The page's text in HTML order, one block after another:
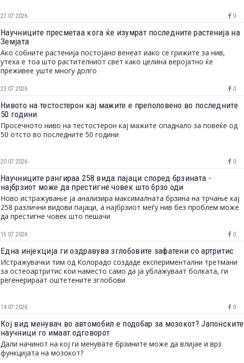
27.07.2026 0
Научниците пресметаа кога ќе изумрат последните растенија на
Земјата
Ако собните растенија постојано венеат иако се грижите за нив,
утеха е тоа што растителниот свет како целина веројатно ќе
преживее уште многу долго
23.07.2026 0
Нивото на тестостерон кај мажите е преполовено во последните
50 години
Просечното ниво на тестостерон кај мажите опаднало за повеќе од
50 отсто во последните 50 години
20.07.2026 0
Научниците рангираа 258 вида пајаци според брзината -
најбрзиот може да престигне човек што брзо оди
Ново истражување ја анализира максималната брзина на трчање кај
258 различни видови пајаци, а најбрзиот меѓу нив без проблем може
да престигне човек што пешачи
15.07.2026 0
Една инјекција ги оздравува зглобовите зафатени со артритис
Истражувачки тим од Колорадо создаде експериментални третмани
за остеоартритис кои наместо само да ја ублажуваат болката, ги
регенерираат оштетените зглобови
14.07.2026 0
Кој вид менувач во автомобил е подобар за мозокот? Јапонските
научници го имаат одговорот
Дали начинот на кој ги менувате брзините може да влијае и врз
функцијата на мозокот?